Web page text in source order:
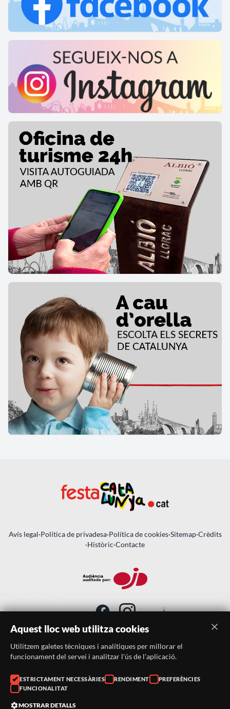
Avís legal·Política de privadesa·Política de cookies·Sitemap·Crèdits
·Històric·Contacte
SUBSCRIU-TE AL BUTLLETÍ
Telèfon:
938046359
Correu:
Aquest lloc web utilitza cookies
Utilitzem galetes tècniques i analítiques per millorar el
funcionament del servei i analitzar l'ús de l'aplicació.
ESTRICTAMENT NECESSÀRIES RENDIMENT
PREFERÈNCIES
FUNCIONALITAT
MOSTRAR DETALLS